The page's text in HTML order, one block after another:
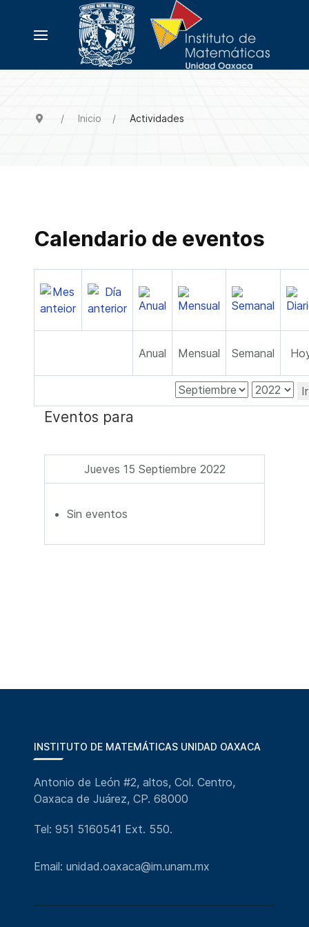
Inicio Actividades
Calendario de eventos
Anual Mensual Semanal
Eventos para
Jueves 15 Septiembre 2022
Sin eventos
INSTITUTO DE MATEMÁTICAS UNIDAD OAXACA
Antonio de León #2, altos, Col. Centro,
Oaxaca de Juárez, CP. 68000
Tel: 951 5160541 Ext. 550.
Email: unidad.oaxaca@im.unam.mx